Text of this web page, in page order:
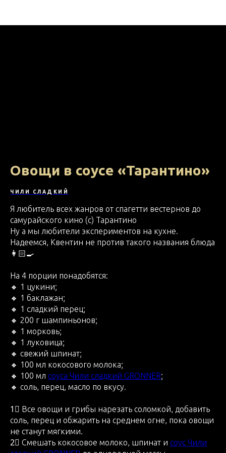
Овощи в соусе «Тарантино»
ЧИЛИ СЛАДКИЙ
Я любитель всех жанров от спагетти вестернов до
самурайского кино (с) Тарантино
Ну а мы любители экспериментов на кухне.
Надеемся, Квентин не против такого названия блюда
👩🏻‍🍳
На 4 порции понадобятся:
🔸 1 цукини;
🔸 1 баклажан;
🔸 1 сладкий перец;
🔸 200 г шампиньонов;
🔸 1 морковь;
🔸 1 луковица;
🔸 свежий шпинат;
🔸 100 мл кокосового молока;
🔸 100 мл соуса Чили сладкий GRONNER;
🔸 соль, перец, масло по вкусу.
1⃣ Все овощи и грибы нарезать соломкой, добавить
соль, перец и обжарить на среднем огне, пока овощи
не станут мягкими.
2⃣ Смешать кокосовое молоко, шпинат и соус Чили